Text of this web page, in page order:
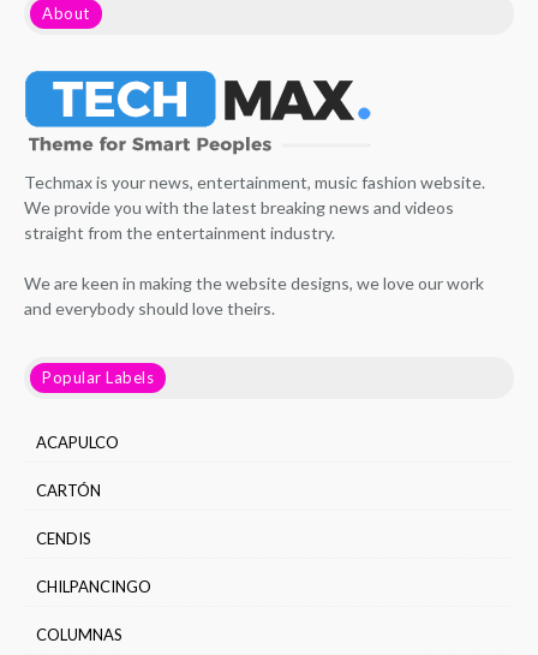
About
Techmax is your news, entertainment, music fashion website.
We provide you with the latest breaking news and videos
straight from the entertainment industry.
We are keen in making the website designs, we love our work
and everybody should love theirs.
Popular Labels
ACAPULCO
CARTÓN
CENDIS
CHILPANCINGO
COLUMNAS